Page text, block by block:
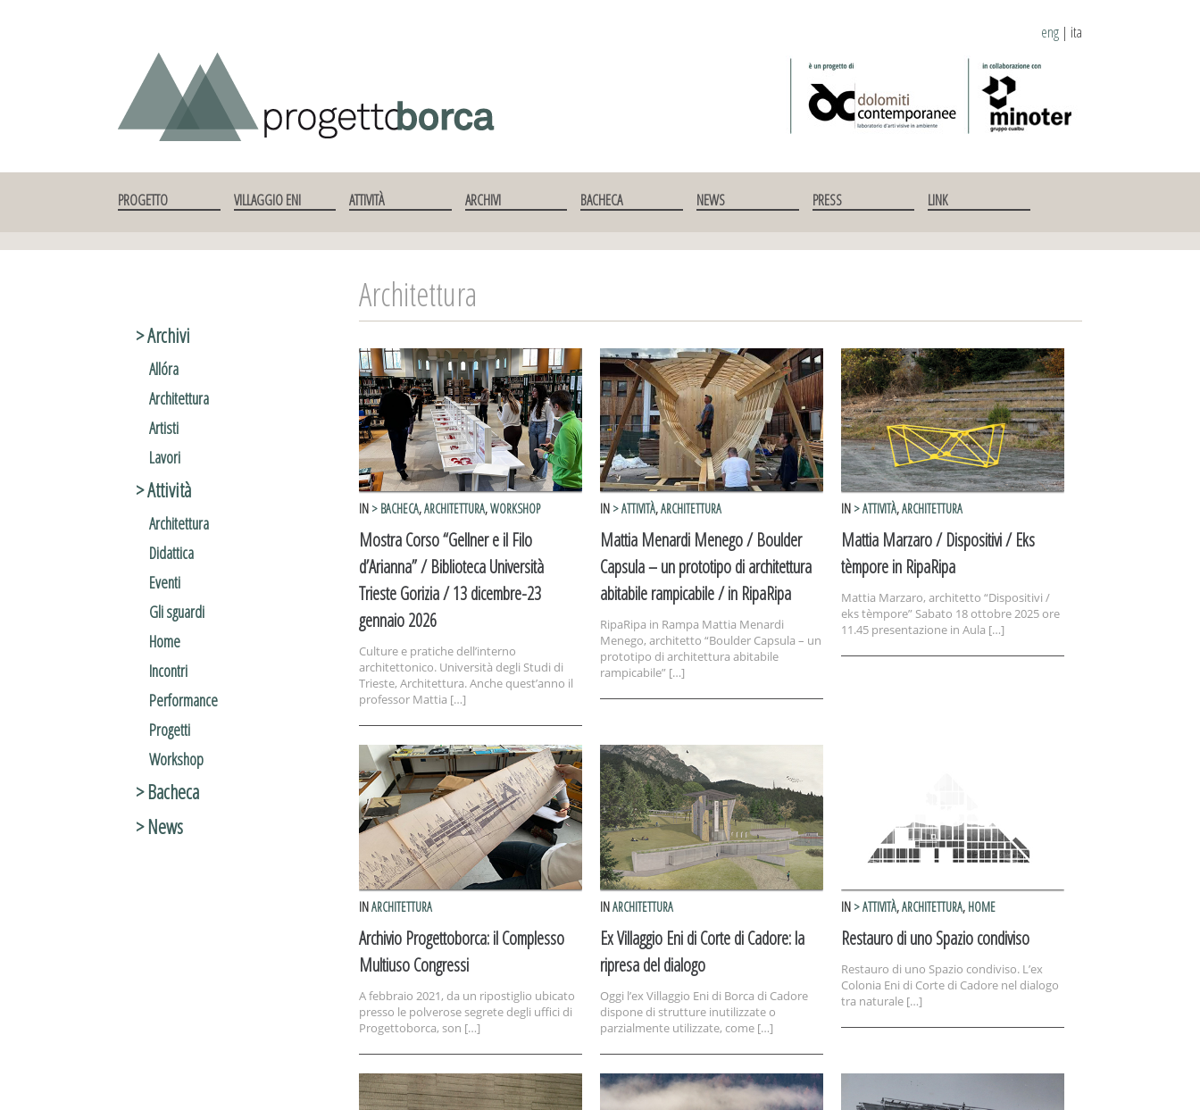
eng | ita
PROGETTO VILLAGGIO ENI ATTIVITÀ ARCHIVI BACHECA NEWS PRESS LINK
> Archivi
Allóra
Architettura
Artisti
Lavori
> Attività
Architettura
Didattica
Eventi
Gli sguardi
Home
Incontri
Performance
Progetti
Workshop
> Bacheca
> News
Architettura
IN > BACHECA,ARCHITETTURA,WORKSHOP
Mostra Corso “Gellner e il Filo
d’Arianna” / Biblioteca Università
Trieste Gorizia / 13 dicembre-23
gennaio 2026
Culture e pratiche dell’interno
architettonico. Università degli Studi di
Trieste, Architettura. Anche quest’anno il
professor Mattia […]
IN > ATTIVITÀ,ARCHITETTURA
Mattia Menardi Menego / Boulder
Capsula – un prototipo di architettura
abitabile rampicabile / in RipaRipa
RipaRipa in Rampa Mattia Menardi
Menego, architetto “Boulder Capsula – un
prototipo di architettura abitabile
rampicabile” […]
IN > ATTIVITÀ,ARCHITETTURA
Mattia Marzaro / Dispositivi / Eks
tèmpore in RipaRipa
Mattia Marzaro, architetto “Dispositivi /
eks tèmpore” Sabato 18 ottobre 2025 ore
11.45 presentazione in Aula […]
INARCHITETTURA
Archivio Progettoborca: il Complesso
Multiuso Congressi
A febbraio 2021, da un ripostiglio ubicato
presso le polverose segrete degli uffici di
Progettoborca, son […]
INARCHITETTURA
Ex Villaggio Eni di Corte di Cadore: la
ripresa del dialogo
Oggi l’ex Villaggio Eni di Borca di Cadore
dispone di strutture inutilizzate o
parzialmente utilizzate, come […]
IN > ATTIVITÀ,ARCHITETTURA, HOME
Restauro di uno Spazio condiviso
Restauro di uno Spazio condiviso. L’ex
Colonia Eni di Corte di Cadore nel dialogo
tra naturale […]